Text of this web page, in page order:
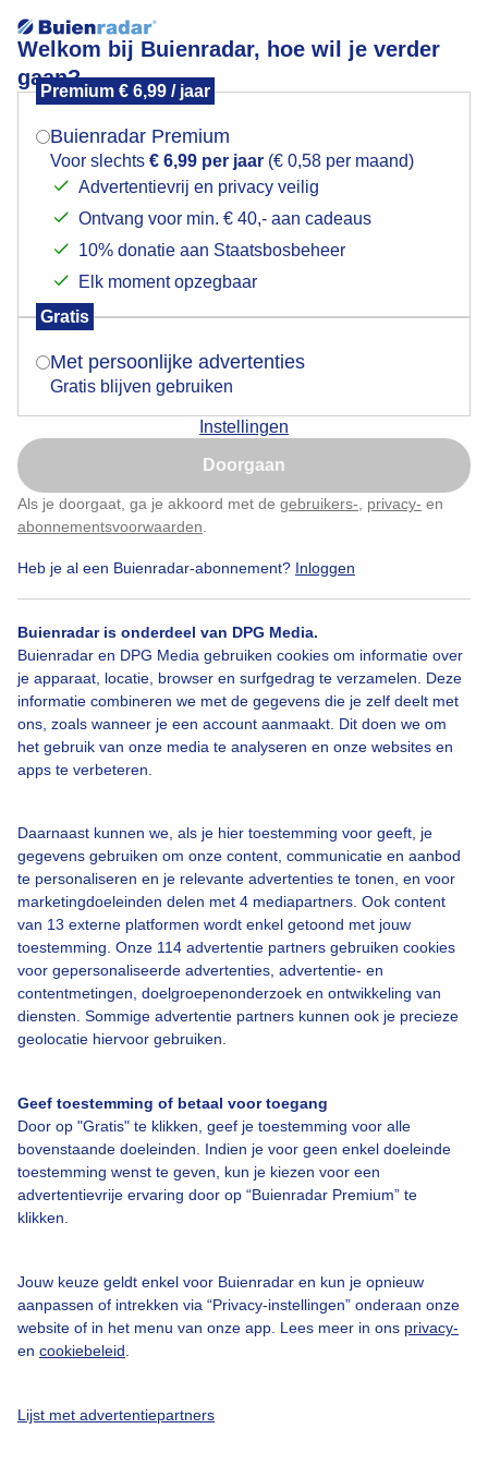
Welkom bij Buienradar, hoe wil je verder
gaan?
Premium € 6,99 / jaar
Buienradar Premium
Voor slechts € 6,99 per jaar (€ 0,58 per maand)
Advertentievrij en privacy veilig
Ontvang voor min. € 40,- aan cadeaus
10% donatie aan Staatsbosbeheer
Elk moment opzegbaar
Gratis
Met persoonlijke advertenties
Gratis blijven gebruiken
Instellingen
Doorgaan
Als je doorgaat, ga je akkoord met de gebruikers- privacy- en
abonnementsvoorwaarden
Heb je al een Buienradar-abonnement? Inloggen
Buienradar is onderdeel van DPG Media.
Buienradar en DPG Media gebruiken cookies om informatie over
je apparaat, locatie, browser en surfgedrag te verzamelen. Deze
informatie combineren we met de gegevens die je zelf deelt met
ons, zoals wanneer je een account aanmaakt. Dit doen we om
het gebruik van onze media te analyseren en onze websites en
apps te verbeteren.
Daarnaast kunnen we, als je hier toestemming voor geeft, je
gegevens gebruiken om onze content, communicatie en aanbod
te personaliseren en je relevante advertenties te tonen, en voor
marketingdoeleinden delen met 4 mediapartners. Ook content
van 13 externe platformen wordt enkel getoond met jouw
toestemming. Onze 114 advertentie partners gebruiken cookies
voor gepersonaliseerde advertenties, advertentie- en
contentmetingen, doelgroepenonderzoek en ontwikkeling van
diensten. Sommige advertentie partners kunnen ook je precieze
geolocatie hiervoor gebruiken.
Geef toestemming of betaal voor toegang
Door op "Gratis" te klikken, geef je toestemming voor alle
bovenstaande doeleinden. Indien je voor geen enkel doeleinde
toestemming wenst te geven, kun je kiezen voor een
advertentievrije ervaring door op “Buienradar Premium” te
klikken.
Jouw keuze geldt enkel voor Buienradar en kun je opnieuw
aanpassen of intrekken via “Privacy-instellingen” onderaan onze
website of in het menu van onze app. Lees meer in ons privacy-
en cookiebeleid
Lijst met advertentiepartners
Surfweer op Vlieland !
Het waaide nog aardig vanmiddag dus trokken er wat
surfers op uit. De zon kreeg ook meer de ruimte
vandaag door brede opklaringen. het bleef ook droog
tot nu toe. foto gemaakt om 13:55 uur
Door: Gerard Koster Joenje Gemaakt: 20-05-2026, 40x bekeken
Windsurf Zon Wind
Een moment geduld aub...
Over Buienradar
Bedrijfsgegevens
Veelgestelde vragen
Toegankelijkheid
Gebruikersvoorwaarden
Adverteren
Mogen we je locatie gebruiken voor het
Indien je hier nog geen akkoord op hebt gegeven,
verschijnt er zo een pop-up uit je browser waarin
Is goed, toon de popup
Nu niet, misschien later
Klik hierom dit aan te passen